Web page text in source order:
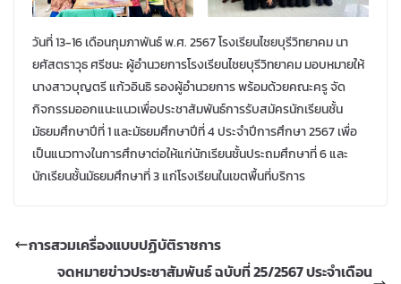
วันที่ 13-16 เดือนกุมภาพันธ์ พ.ศ. 2567 โรงเรียนไชยบุรีวิทยาคม นา
ยศัสตราวุธ ศรีชนะ ผู้อำนวยการโรงเรียนไชยบุรีวิทยาคม มอบหมายให้
นางสาวบุญตรี แก้วอินธิ รองผู้อำนวยการ พร้อมด้วยคณะครู จัด
กิจกรรมออกแนะแนวเพื่อประชาสัมพันธ์การรับสมัครนักเรียนชั้น
มัธยมศึกษาปีที่ 1 และมัธยมศึกษาปีที่ 4 ประจำปีการศึกษา 2567 เพื่อ
เป็นแนวทางในการศึกษาต่อให้แก่นักเรียนชั้นประถมศึกษาที่ 6 และ
นักเรียนชั้นมัธยมศึกษาที่ 3 แก่โรงเรียนในเขตพื้นที่บริการ
การสวมเครื่องแบบปฏิบัติราชการ
จดหมายข่าวประชาสัมพันธ์ ฉบับที่ 25/2567 ประจำเดือน